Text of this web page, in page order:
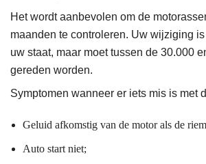
Het wordt aanbevolen om de
maanden te controleren. Uw wijziging
uw staat, maar moet tussen de 30.000
gereden worden.
Symptomen wanneer er iets mis is met
Geluid afkomstig van de motor als de
Auto start niet;